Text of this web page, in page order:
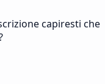
capiresti che